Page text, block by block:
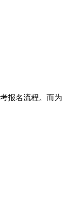
报名流程。而为